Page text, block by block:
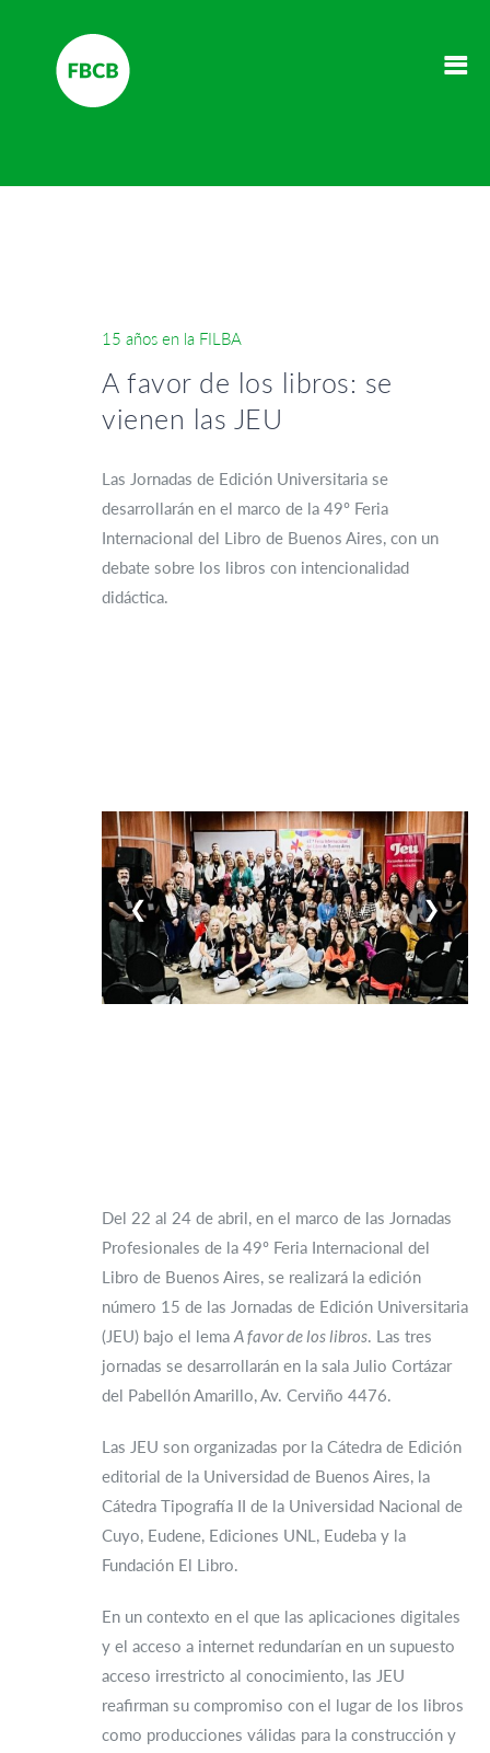
15 años en la FILBA
A favor de los libros: se
vienen las JEU
Las Jornadas de Edición Universitaria se
desarrollarán en el marco de la 49º Feria
Internacional del Libro de Buenos Aires, con un
debate sobre los libros con intencionalidad
didáctica.
❮ ❯
Del 22 al 24 de abril, en el marco de las Jornadas
Profesionales de la 49º Feria Internacional del
Libro de Buenos Aires, se realizará la edición
número 15 de las Jornadas de Edición Universitaria
(JEU) bajo el lema A favor de los libros. Las tres
jornadas se desarrollarán en la sala Julio Cortázar
del Pabellón Amarillo, Av. Cerviño 4476.
Las JEU son organizadas por la Cátedra de Edición
editorial de la Universidad de Buenos Aires, la
Cátedra Tipografía II de la Universidad Nacional de
Cuyo, Eudene, Ediciones UNL, Eudeba y la
Fundación El Libro.
En un contexto en el que las aplicaciones digitales
y el acceso a internet redundarían en un supuesto
acceso irrestricto al conocimiento, las JEU
reafirman su compromiso con el lugar de los libros
como producciones válidas para la construcción y